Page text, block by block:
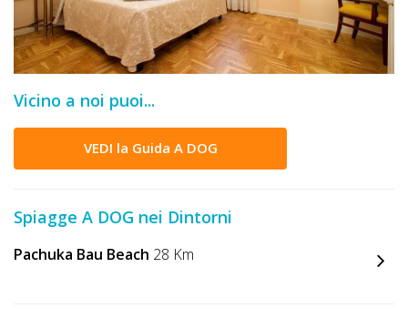
OFFERTE
A
DOG
A
Vicino a noi puoi...
VEDI la Guida A DOG
Spiagge A DOG nei Dintorni
Pachuka Bau Beach 28 Km